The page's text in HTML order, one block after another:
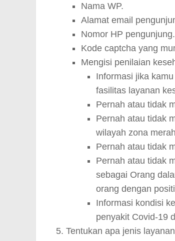
Nama WP.
Alamat email
Nomor HP pengunjung.
Kode captcha yang
Mengisi penilaian
Informasi jika
fasilitas layanan
Pernah atau tidak
Pernah atau tidak
wilayah zona
Pernah atau tidak
Pernah atau tidak
sebagai Orang
orang dengan
Informasi kondisi
penyakit Covid-19
Tentukan apa jenis